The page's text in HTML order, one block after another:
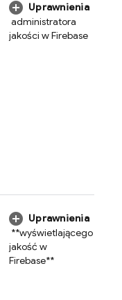
Uprawnienia
administratora
jakości w Firebase
Uprawnienia
**wyświetlającego
jakość w
Firebase**